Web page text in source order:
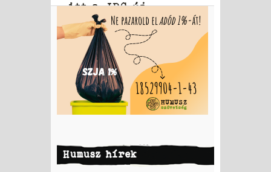
itt a JRC új
modellje, amely
ellenőrzi a
tagállami
adatszolgáltatást
Humusz hírek